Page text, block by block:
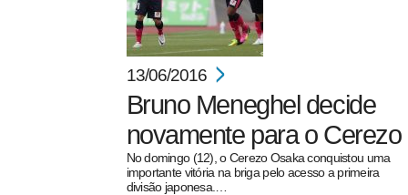
13/06/2016
Bruno Meneghel decide
novamente para o Cerezo
No domingo (12), o Cerezo Osaka conquistou uma
importante vitória na briga pelo acesso a primeira
divisão japonesa.…